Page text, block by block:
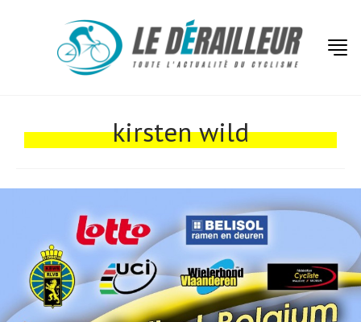
kirsten wild
Actualités
Technologies
Tests de produits